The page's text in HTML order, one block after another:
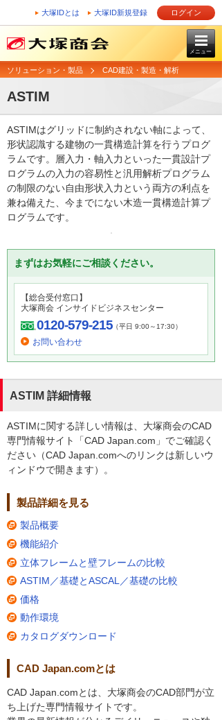
大塚IDとは 大塚ID新規登録 ログイン
メニュー
ソリューション・製品 CAD建設・製造・解析
ASTIM
ASTIMはグリッドに制約されない軸によって、
形状認識する建物の一貫構造計算を行うプログ
ラムです。層入力・軸入力といった一貫設計プ
ログラムの入力の容易性と汎用解析プログラム
の制限のない自由形状入力という両方の利点を
兼ね備えた、今までにない木造一貫構造計算プ
ログラムです。
まずはお気軽にご相談ください。
【総合受付窓口】
大塚商会 インサイドビジネスセンター
0120-579-215（平日 9:00～17:30）
お問い合わせ
ASTIM 詳細情報
ASTIMに関する詳しい情報は、大塚商会のCAD
専門情報サイト「CAD Japan.com」でご確認く
ださい（CAD Japan.comへのリンクは新しいウ
ィンドウで開きます）。
製品詳細を見る
製品概要
機能紹介
立体フレームと壁フレームの比較
ASTIM／基礎とASCAL／基礎の比較
価格
動作環境
カタログダウンロード
CAD Japan.comとは
CAD Japan.comとは、大塚商会のCAD部門が立
ち上げた専門情報サイトです。